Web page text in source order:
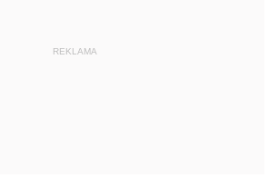
REKLAMA